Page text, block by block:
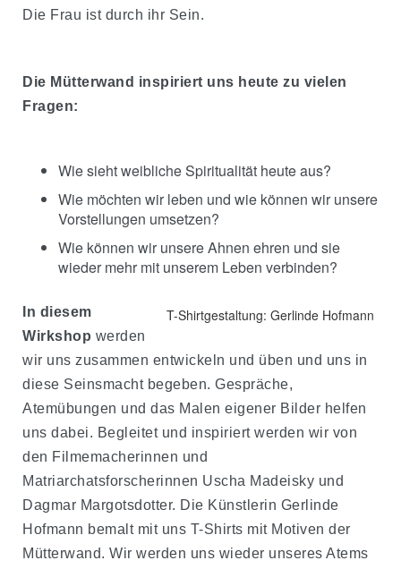
Die Frau ist durch ihr Sein.
Die Mütterwand inspiriert uns heute zu vielen
Fragen:
Wie sieht weibliche Spiritualität heute aus?
Wie möchten wir leben und wie können wir unsere
Vorstellungen umsetzen?
Wie können wir unsere Ahnen ehren und sie
wieder mehr mit unserem Leben verbinden?
T-Shirtgestaltung: Gerlinde Hofmann
In diesem
Wirkshop werden
wir uns zusammen entwickeln und üben und uns in
diese Seinsmacht begeben. Gespräche,
Atemübungen und das Malen eigener Bilder helfen
uns dabei. Begleitet und inspiriert werden wir von
den Filmemacherinnen und
Matriarchatsforscherinnen Uscha Madeisky und
Dagmar Margotsdotter. Die Künstlerin Gerlinde
Hofmann bemalt mit uns T-Shirts mit Motiven der
Mütterwand. Wir werden uns wieder unseres Atems